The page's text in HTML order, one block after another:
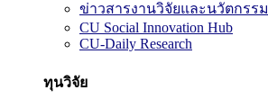
ข่าวสารงานวิจัยและนวัตกรรม
CU Social Innovation Hub
CU-Daily Research
ทุนวิจัย